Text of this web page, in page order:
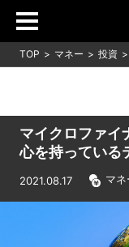
TOP マネー 投資
マイクロファイ
心を持っている
2021.08.17 マネ